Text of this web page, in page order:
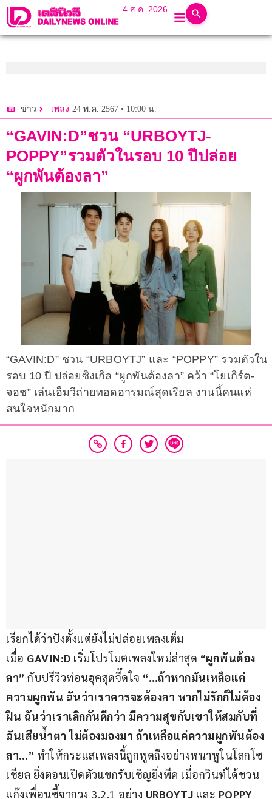
4 ส.ค. 2026
ข่าว เพลง 24 พ.ค. 2567 • 10:00 น.
“GAVIN:D”ชวน “URBOYTJ-
POPPY”รวมตัวในรอบ 10 ปีปล่อย
“ผูกพันต้องลา”
“GAVIN:D” ชวน “URBOYTJ” และ “POPPY” รวมตัวใน
รอบ 10 ปี ปล่อยซิงเกิล “ผูกพันต้องลา” คว้า “โยเกิร์ต-
จอช” เล่นเอ็มวีถ่ายทอดอารมณ์สุดเรียล งานนี้คนแห่
สนใจหนักมาก
เรียกได้ว่าปังตั้งแต่ยังไม่ปล่อยเพลงเต็ม
เมื่อ GAVIN:D เริ่มโปรโมตเพลงใหม่ล่าสุด “ผูกพันต้อง
ลา” กับปรีวิวท่อนฮุคสุดจี๊ดใจ “…ถ้าหากมันเหลือแค่
ความผูกพัน ฉันว่าเราควรจะต้องลา หากไม่รักก็ไม่ต้อง
ฝืน ฉันว่าเราเลิกกันดีกว่า มีความสุขกับเขาให้สมกับที่
ฉันเสียน้ําตา ไม่ต้องมองมา ถ้าเหลือแค่ความผูกพันต้อง
ลา…” ทำให้กระแสเพลงนี้ถูกพูดถึงอย่างหนาหูในโลกโซ
เชียล ยิ่งตอนเปิดตัวแขกรับเชิญยิ่งพีค เมื่อกวินท์ได้ชวน
แก๊งเพื่อนซี้จากวง 3.2.1 อย่าง URBOYTJ และ POPPY